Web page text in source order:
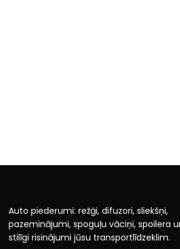
Auto piederumi: režģi, difuzori, sliekšņi,
pazeminājumi, spoguļu vāciņi, spoilera
stilīgi risinājumi jūsu transportlīdzeklim.